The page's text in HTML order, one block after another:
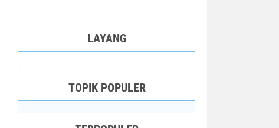
LAYANG
TOPIK POPULER